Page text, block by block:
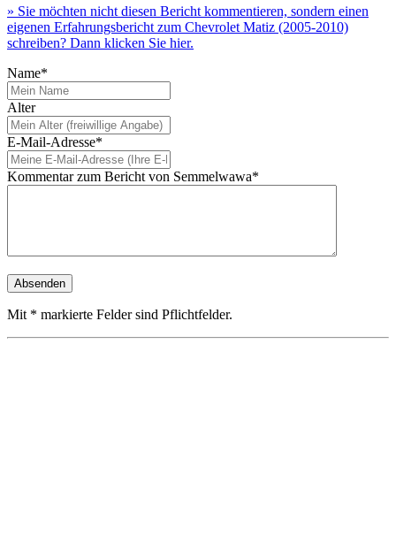
» Sie möchten nicht diesen Bericht kommentieren, sondern einen
eigenen Erfahrungsbericht zum Chevrolet Matiz (2005-2010)
schreiben? Dann klicken Sie hier.
Name*
Alter
E-Mail-Adresse*
Kommentar zum Bericht von Semmelwawa*
Mit * markierte Felder sind Pflichtfelder.